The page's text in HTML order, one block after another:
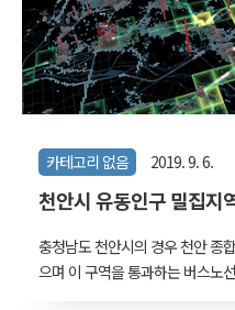
은 여의도 안에 있는 대여소와의
카테고리 없음 2019. 9. 6.
천안시 유동인구 밀집지
충청남도 천안시의 경우 천안 종
으며 이 구역을 통과하는 버스노